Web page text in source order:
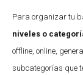
Para organizar tu
niveles o
offline, online,
subcategorías que